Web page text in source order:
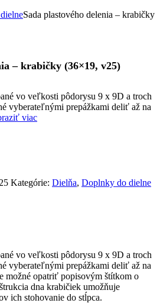
Sada plastového delenia – krabičky
– krabičky (36×19, v25)
vo veľkosti pôdorysu 9 x 9D a troch
vyberateľnými prepážkami deliť až na
viac
Kategórie: Dielňa, Doplnky do dielne
vo veľkosti pôdorysu 9 x 9D a troch
vyberateľnými prepážkami deliť až na
možné opatriť popisovým štítkom o
dna krabičiek umožňuje
ich stohovanie do stĺpca.